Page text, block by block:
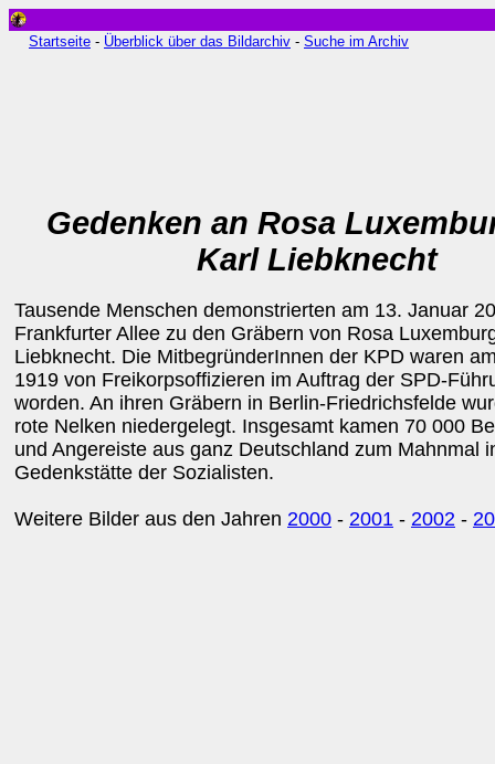
Startseite - Überblick über das Bildarchiv - Suche im Archiv
Gedenken an Rosa
Karl Liebknecht
Tausende Menschen demonstrierten am 13. Januar
Frankfurter Allee zu den Gräbern von Rosa
Liebknecht. Die MitbegründerInnen der KPD waren
1919 von Freikorpsoffizieren im Auftrag der SPD-
worden. An ihren Gräbern in Berlin-Friedrichsfelde
rote Nelken niedergelegt. Insgesamt kamen 70 000
und Angereiste aus ganz Deutschland zum Mahnmal
Gedenkstätte der Sozialisten.
Weitere Bilder aus den Jahren 2000 - 2001 - 2002 -